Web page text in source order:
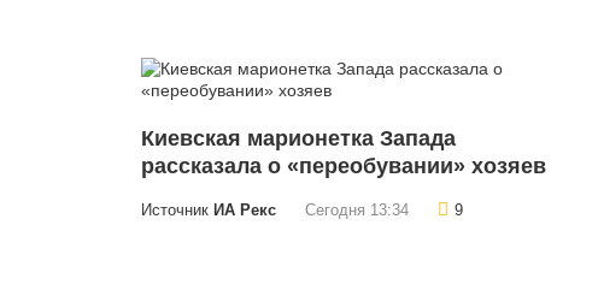
Киевская марионетка Запада
рассказала о «переобувании» хозяев
Источник ИА Рекс Сегодня 13:34 9